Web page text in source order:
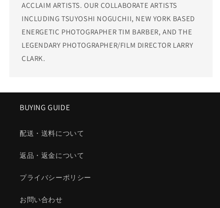
ACCLAIM ARTISTS. OUR COLLABORATE ARTISTS
INCLUDING TSUYOSHI NOGUCHII, NEW YORK BASED
ENERGETIC PHOTOGRAPHER TIM BARBER, AND THE
LEGENDARY PHOTOGRAPHER/FILM DIRECTOR LARRY
CLARK.
BUYING GUIDE
配送・送料について
返品・返金について
プライバシーポリシー
お問い合わせ